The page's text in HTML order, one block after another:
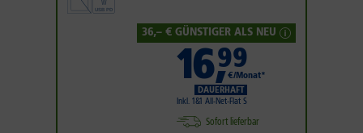
36,– € GÜNSTIGER ALS NEU
16,99
€/Monat*
DAUERHAFT
Inkl. 1&1 All-Net-Flat S
Sofort lieferbar